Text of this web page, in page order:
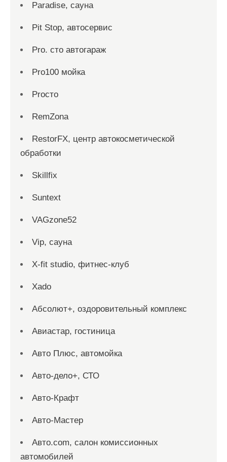
Paradise, сауна
Pit Stop, автосервис
Pro. cтo автогараж
Pro100 мойка
Proсто
RemZona
RestorFX, центр автокосметической
обработки
Skillfix
Suntext
VAGzone52
Vip, сауна
X-fit studio, фитнес-клуб
Xado
Абсолют+, оздоровительный комплекс
Авиастар, гостиница
Авто Плюс, автомойка
Авто-дело+, СТО
Авто-Крафт
Авто-Мастер
Авто.com, салон комиссионных
автомобилей